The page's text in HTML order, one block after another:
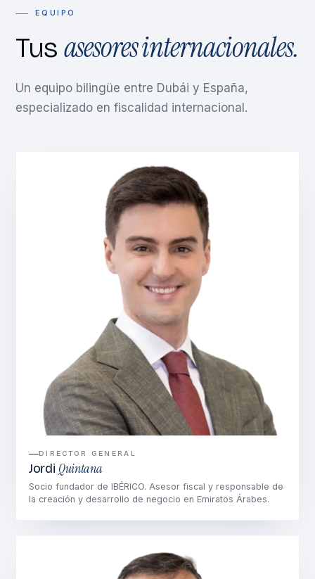
EQUIPO
Tus asesores internacionales.
Un equipo bilingüe entre Dubái y España,
especializado en fiscalidad internacional.
DIRECTOR GENERAL
Jordi Quintana
Socio fundador de IBÉRICO. Asesor fiscal y responsable de
la creación y desarrollo de negocio en Emiratos Árabes.